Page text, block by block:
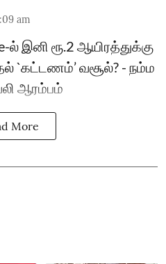
am
ல் இனி ரூ.2 ஆயிரத்துக்கு
`கட்டணம்’ வசூல்? - நம்ம
ஆரம்பம்
More